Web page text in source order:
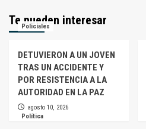
Te pueden interesar
Policiales
DETUVIERON A UN JOVEN
TRAS UN ACCIDENTE Y
POR RESISTENCIA A LA
AUTORIDAD EN LA PAZ
agosto 10, 2026
Política